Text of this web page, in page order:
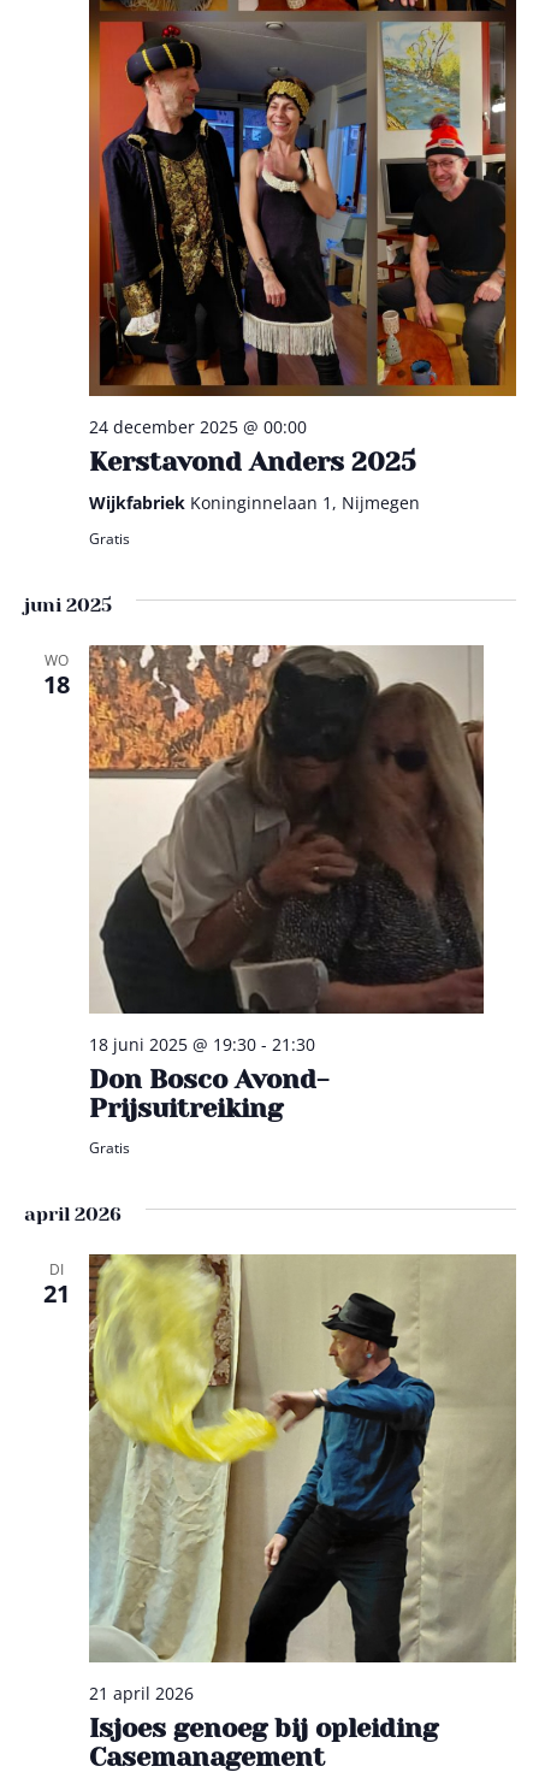
Kerstavond Anders 2025
24 december 2025 @ 00:00
Wijkfabriek Koninginnelaan 1, Nijmegen
Gratis
juni 2025
WO
18
Don Bosco Avond-
Prijsuitreiking
18 juni 2025 @ 19:30- 21:30
Gratis
april 2026
DI
21
Isjoes genoeg bij opleiding
Casemanagement
21 april 2026